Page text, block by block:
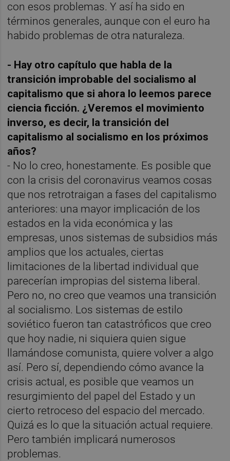
con esos problemas. Y así ha sido en
términos generales, aunque con el euro ha
habido problemas de otra naturaleza.
- Hay otro capítulo que habla de la
transición improbable del socialismo al
capitalismo que si ahora lo leemos parece
ciencia ficción. ¿Veremos el movimiento
inverso, es decir, la transición del
capitalismo al socialismo en los próximos
años?
- No lo creo, honestamente. Es posible que
con la crisis del coronavirus veamos cosas
que nos retrotraigan a fases del capitalismo
anteriores: una mayor implicación de los
estados en la vida económica y las
empresas, unos sistemas de subsidios más
amplios que los actuales, ciertas
limitaciones de la libertad individual que
parecerían impropias del sistema liberal.
Pero no, no creo que veamos una transición
al socialismo. Los sistemas de estilo
soviético fueron tan catastróficos que creo
que hoy nadie, ni siquiera quien sigue
llamándose comunista, quiere volver a algo
así. Pero sí, dependiendo cómo avance la
crisis actual, es posible que veamos un
resurgimiento del papel del Estado y un
cierto retroceso del espacio del mercado.
Quizá es lo que la situación actual requiere.
Pero también implicará numerosos
problemas.